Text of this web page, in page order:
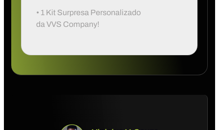
• 1 Kit Surpresa Personalizado
da VVS Company!